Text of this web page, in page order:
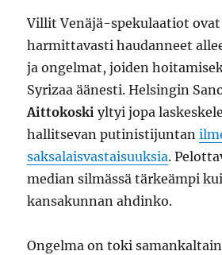
Villit Venäjä-spekulaatiot ovat
harmittavasti haudanneet
ja ongelmat, joiden
Syrizaa äänesti. Helsingin
Aittokoski yltyi jopa
hallitsevan putinistijuntan
saksalaisvastaisuuksia.
median silmässä tärkeämpi
kansakunnan ahdinko.
Ongelma on toki